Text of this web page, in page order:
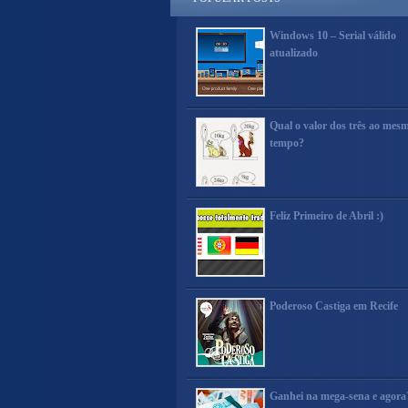
Windows 10 – Serial válido
atualizado
Qual o valor dos três ao
tempo?
Feliz Primeiro de Abril :)
Poderoso Castiga em Recife
Ganhei na mega-sena e